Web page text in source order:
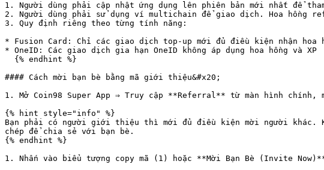
1. Người dùng phải cập nhật ứng dụng lên phiên bản mới nhất để
2. Người dùng phải sử dụng ví multichain để giao dịch. Hoa hồng
3. Quy định riêng theo từng tính năng:
* Fusion Card: Chỉ các giao dịch top-up mới đủ điều kiện nhận
* OneID: Các giao dịch gia hạn OneID không áp dụng hoa hồng và XP
#### Cách mời bạn bè bằng mã giới thiệu&#x20;
1. Mở Coin98 Super App ⇒ Truy cập **Referral** từ màn hình
{% hint style="info" %}
Bạn phải có người giới thiệu thì mới đủ điều kiện mời người khác.
chép để chia sẻ với bạn bè.
{% endhint %}
1. Nhấn vào biểu tượng copy mã (1) hoặc **Mời Bạn Bè (Invite